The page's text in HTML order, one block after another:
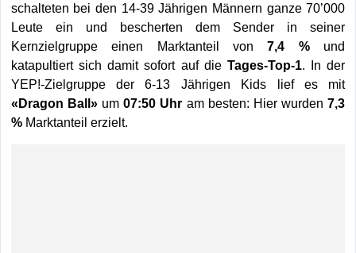
schalteten bei den 14-39 Jährigen Männern ganze 70’000
Leute ein und bescherten dem Sender in seiner
Kernzielgruppe einen Marktanteil von7,4 %und
katapultiert sich damit sofort auf die Tages-Top-1. In der
YEP!-Zielgruppe der 6-13 Jährigen Kids lief es mit
«Dragon Ball»um07:50 Uhr am besten: Hier wurden7,3
%Marktanteil erzielt.